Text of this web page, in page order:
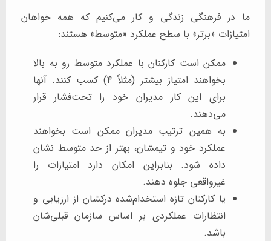
ما در فرهنگی زندگی و کار می‌کنیم که همه خواهان
امتیازات «برتر» با سطح عملکرد «متوسط» هستند:
ممکن است کارکنان با عملکرد متوسط رو به بالا
بخواهند امتیاز بیشتر (مثلاً 4) کسب کنند. آنها
برای این کار مدیران خود را تحت‌فشار قرار
می‌دهند.
به همین ترتیب مدیران ممکن است بخواهند
عملکرد خود و تیمشان، بهتر از حد متوسط نشان
داده شود. بنابراین امکان دارد امتیازات را
غیرواقعی جلوه دهند.
یا کارکنان تازه استخدام‌شده درکشان از ارزیابی و
انتظارات عملکردی بر اساس سازمان قبلی‌شان
باشد.